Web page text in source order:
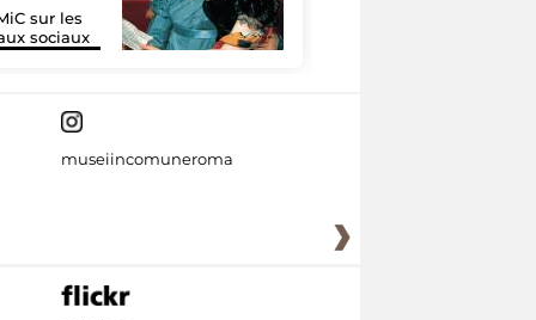
sur les
sociaux
museiincomuneroma